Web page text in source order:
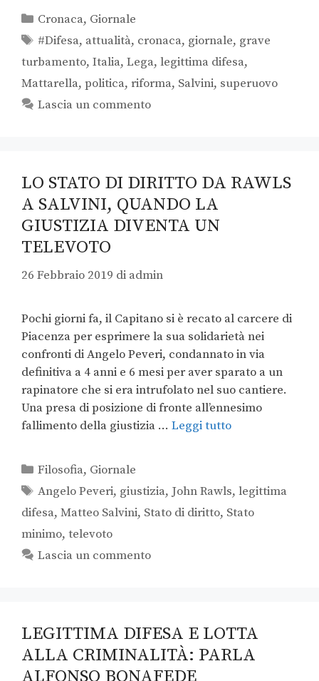
Cronaca, Giornale
#Difesa, attualità, cronaca, giornale, grave
turbamento, Italia, Lega, legittima difesa,
Mattarella, politica, riforma, Salvini, superuovo
Lascia un commento
LO STATO DI DIRITTO DA RAWLS
A SALVINI, QUANDO LA
GIUSTIZIA DIVENTA UN
TELEVOTO
26 Febbraio 2019 di admin
Pochi giorni fa, il Capitano si è recato al carcere di
Piacenza per esprimere la sua solidarietà nei
confronti di Angelo Peveri, condannato in via
definitiva a 4 anni e 6 mesi per aver sparato a un
rapinatore che si era intrufolato nel suo cantiere.
Una presa di posizione di fronte all’ennesimo
fallimento della giustizia … Leggi tutto
Filosofia, Giornale
Angelo Peveri, giustizia, John Rawls,legittima
difesa, Matteo Salvini, Stato di diritto, Stato
minimo, televoto
Lascia un commento
LEGITTIMA DIFESA E LOTTA
ALLA CRIMINALITÀ: PARLA
ALFONSO BONAFEDE